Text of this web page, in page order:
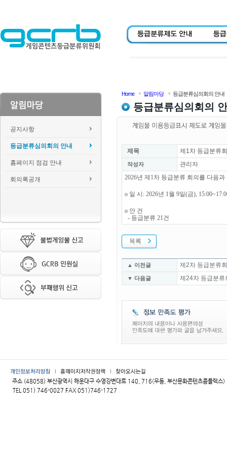
공지사항
등급분류심의회의 안내
홈페이지 점검 안내
회의록공개
Home 알림마당 등급분류심의회의 안내
등급분류심의회의
제목 제1차 등급분류
작성자
관리자
2026년 제1차 등급분류 회의를 다음
o 일 시: 2026년 1월 9일(금),
o 안 건
- 등급분류 21건
목록
▲ 이전글 제2차 등급분류
▼ 다음글 제24차 등급분류